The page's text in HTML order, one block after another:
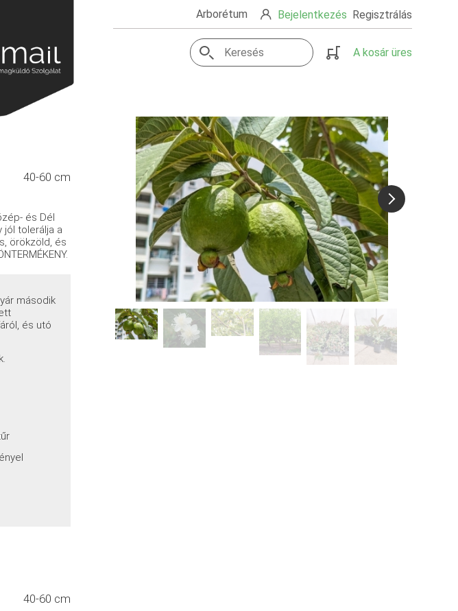
Arborétum Bejelentkezés Regisztrálás
A kosár üres
40-60 cm
és Dél
jól tolerálja a
örökzöld, és
második
és utó
40-60 cm